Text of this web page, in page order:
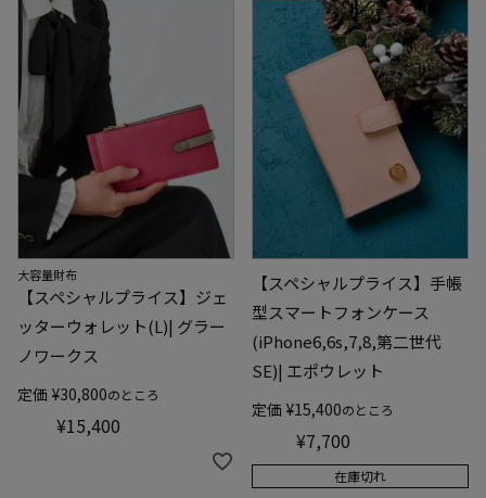
大容量財布
【スペシャルプライス】ジェ
ッターウォレット(L)| グラー
ノワークス
定価 ¥30,800のところ
¥15,400
【スペシャルプライス】手帳
型スマートフォンケース
(iPhone6,6s,7,8,第二世代
SE)| エポウレット
定価 ¥15,400のところ
¥7,700
在庫切れ